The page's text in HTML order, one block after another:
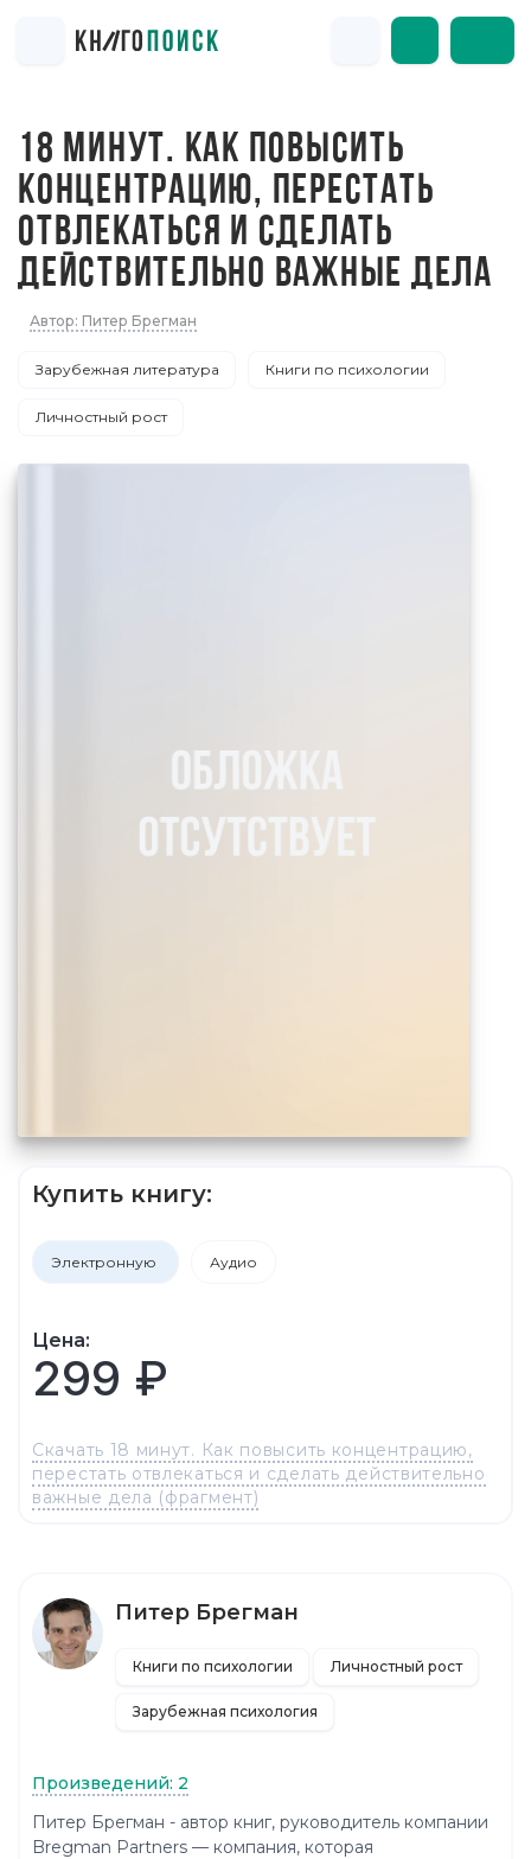
18 МИНУТ. КАК ПОВЫСИТЬ
КОНЦЕНТРАЦИЮ, ПЕРЕСТАТЬ
ОТВЛЕКАТЬСЯ И СДЕЛАТЬ
ДЕЙСТВИТЕЛЬНО ВАЖНЫЕ ДЕЛА
Автор: Питер Брегман
Зарубежная литература Книги по психологии
Личностный рост
Купить книгу:
Электронную Аудио
Цена:
299 ₽
Скачать 18 минут. Как повысить концентрацию,
перестать отвлекаться и сделать действительно
важные дела (фрагмент)
Питер Брегман
Книги по психологии Личностный рост
Зарубежная психология
Произведений: 2
Питер Брегман - автор книг, руководитель компании
Bregman Partners — компания, которая